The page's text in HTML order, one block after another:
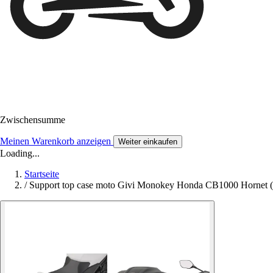
Zwischensumme
Meinen Warenkorb anzeigen Weiter einkaufen
Loading...
Startseite
/ Support top case moto Givi Monokey Honda CB1000 Hornet